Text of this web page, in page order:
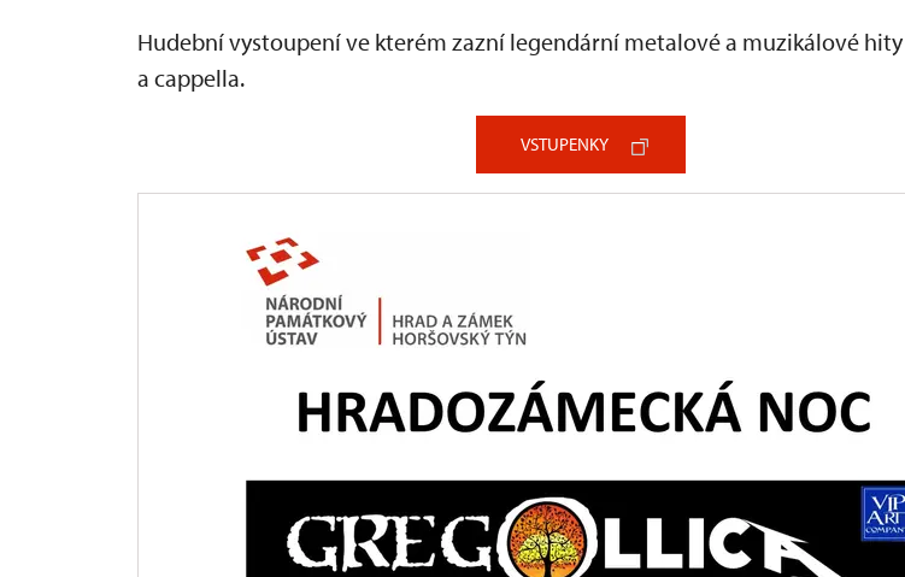
Hudební vystoupení ve kterém zazní legendární metalové a muzikálové
a cappella.
VSTUPENKY